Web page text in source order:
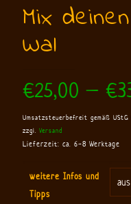
Mix
Wal
€25,00 – €
Umsatzsteuerbefreit gemäß UStG
zzgl. Versand
Lieferzeit: ca. 6-8 Werktage
weitere Infos und
Tipps